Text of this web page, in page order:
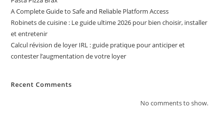
A Complete Guide to Safe and Reliable Platform Access
Robinets de cuisine : Le guide ultime 2026 pour bien choisir, installer
et entretenir
Calcul révision de loyer IRL : guide pratique pour anticiper et
contester l’augmentation de votre loyer
Recent Comments
No comments to show.